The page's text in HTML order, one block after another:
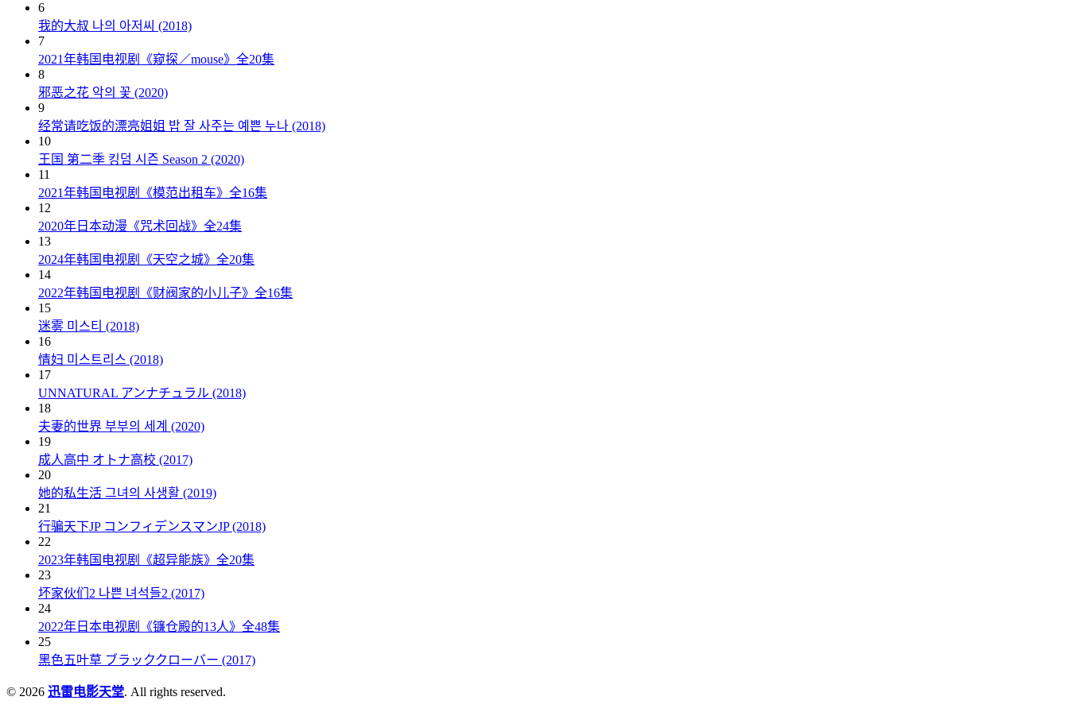
6
我的大叔 나의 아저씨 (2018)
7
2021年韩国电视剧《窥探／mouse》全20集
8
邪恶之花 악의 꽃 (2020)
9
经常请吃饭的漂亮姐姐 밥 잘 사주는 예쁜 누나 (2018)
10
王国 第二季 킹덤 시즌 Season 2 (2020)
11
2021年韩国电视剧《模范出租车》全16集
12
2020年日本动漫《咒术回战》全24集
13
2024年韩国电视剧《天空之城》全20集
14
2022年韩国电视剧《财阀家的小儿子》全16集
15
迷雾 미스티 (2018)
16
情妇 미스트리스 (2018)
17
UNNATURAL アンナチュラル (2018)
18
夫妻的世界 부부의 세계 (2020)
19
成人高中 オトナ高校 (2017)
20
她的私生活 그녀의 사생활 (2019)
21
行骗天下JP コンフィデンスマンJP (2018)
22
2023年韩国电视剧《超异能族》全20集
23
坏家伙们2 나쁜 녀석들2 (2017)
24
2022年日本电视剧《镰仓殿的13人》全48集
25
黑色五叶草 ブラッククローバー (2017)
© 2026 迅雷电影天堂. All rights reserved.